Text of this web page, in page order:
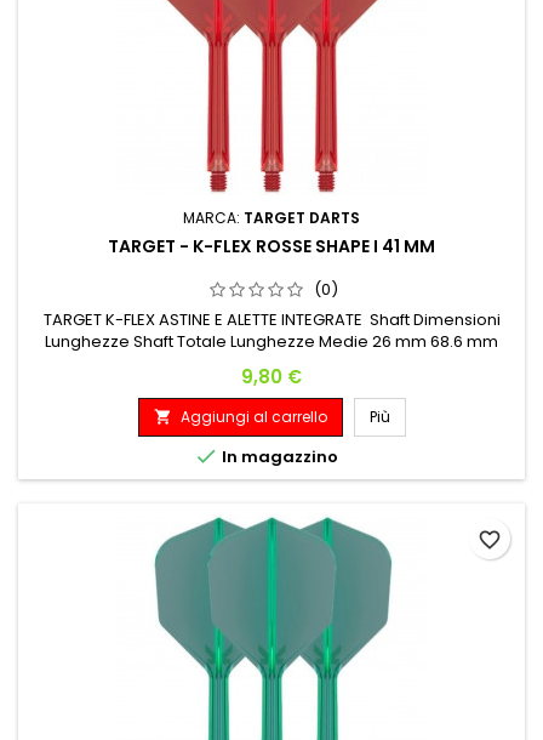
MARCA: TARGET DARTS
TARGET - K-FLEX ROSSE SHAPE I 41 MM
(0)
TARGET K-FLEX ASTINE E ALETTE INTEGRATE Shaft Dimensioni
Lunghezze Shaft Totale Lunghezze Medie 26 mm 68.6 mm
Prezzo
9,80 €
 Aggiungi al carrello Più
 In magazzino
favorite_border